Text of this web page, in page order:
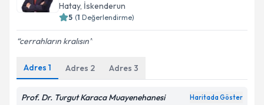
Kişisel verilerimin işlenmesine ilişkin
Metni'ni okudum ve kişisel verilerimin belirtilen
kapsamda işlenmesini kabul ediyorum.
Takvim Talebini Gönder
Hatay, İskenderun
5 (1 Değerlendirme)
cerrahların kralısın
Adres 1 Adres 2 Adres 3
Prof. Dr. Turgut Karaca Muayenehanesi Haritada Göster